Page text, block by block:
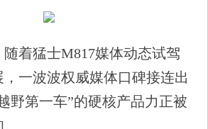
着猛士M817媒体动态试驾
一波波权威媒体口碑接连出
野第一车”的硬核产品力正被